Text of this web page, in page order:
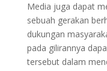
Media juga dapat
sebuah gerakan
dukungan
pada gilirannya
tersebut dalam